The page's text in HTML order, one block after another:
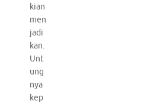
kian
men
jadi
kan.
Unt
ung
nya
kep